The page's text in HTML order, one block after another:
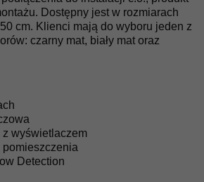
Dostępny jest w rozmiarach
cm. Klienci mają do wyboru jeden z
czarny mat, biały mat oraz
wyświetlaczem
Detection